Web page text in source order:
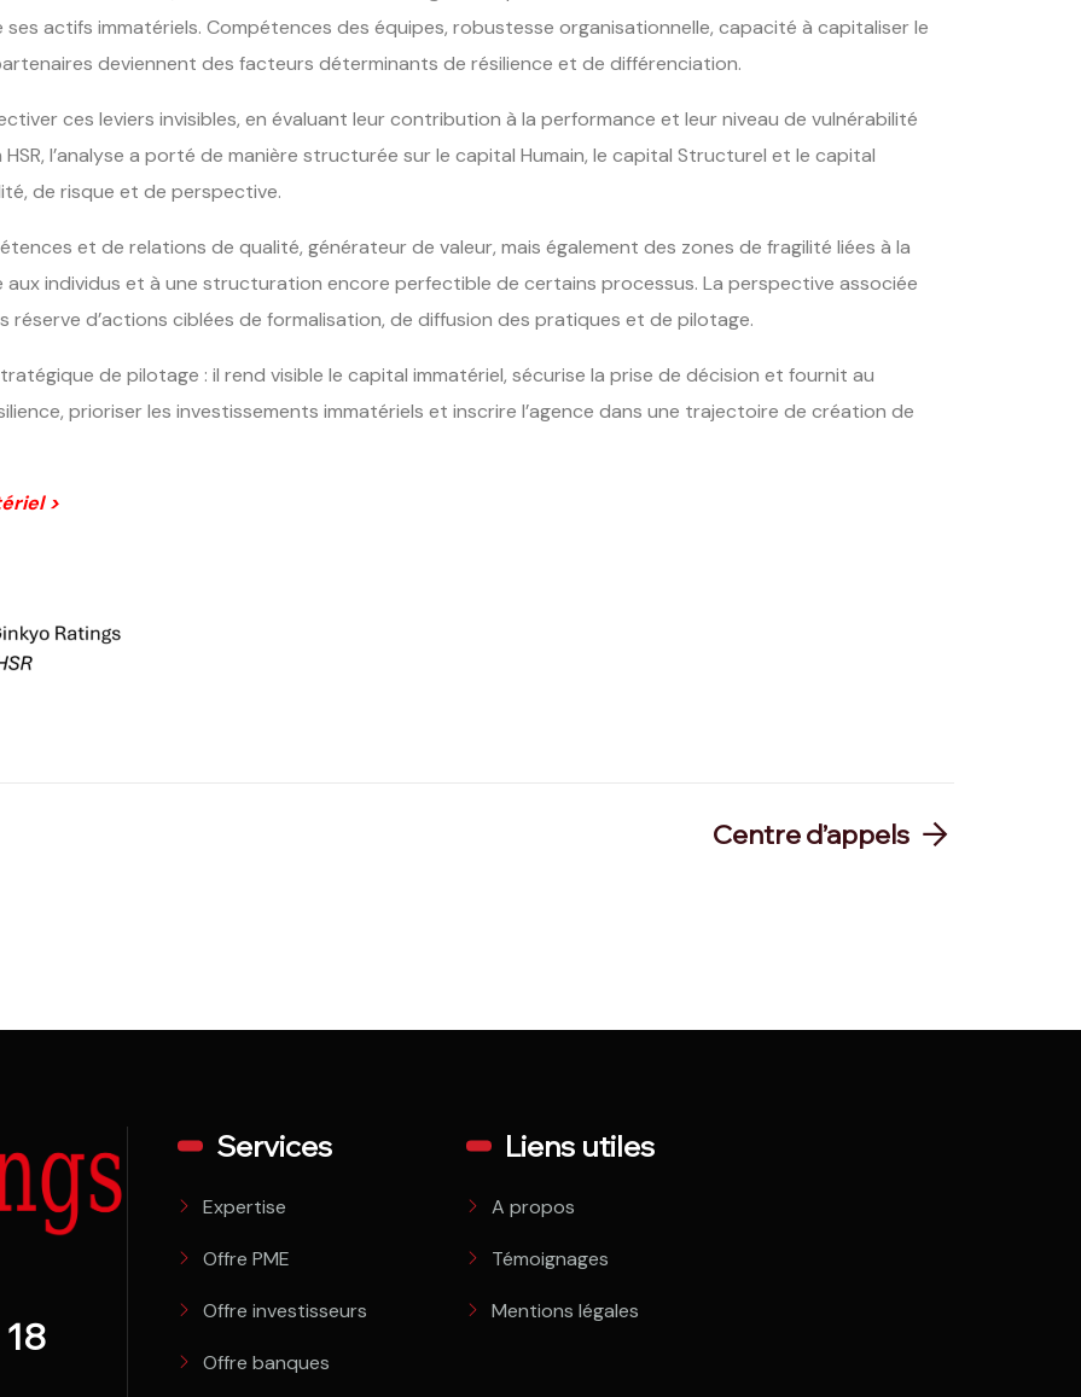
actifs immatériels. Compétences des équipes, robustesse organisationnelle, capacité à capitaliser le
deviennent des facteurs déterminants de résilience et de différenciation.
ces leviers invisibles, en évaluant leur contribution à la performance et leur niveau de vulnérabilité
l’analyse a porté de manière structurée sur le capital Humain, le capital Structurel et le capital
de risque et de perspective.
et de relations de qualité, générateur de valeur, mais également des zones de fragilité liées à la
individus et à une structuration encore perfectible de certains processus. La perspective associée
réserve d’actions ciblées de formalisation, de diffusion des pratiques et de pilotage.
de pilotage : il rend visible le capital immatériel, sécurise la prise de décision et fournit au
prioriser les investissements immatériels et inscrire l’agence dans une trajectoire de création de
>
Centre d’appels
Services
Expertise
Offre PME
Offre investisseurs
Offre banques
Liens utiles
A propos
Témoignages
Mentions légales